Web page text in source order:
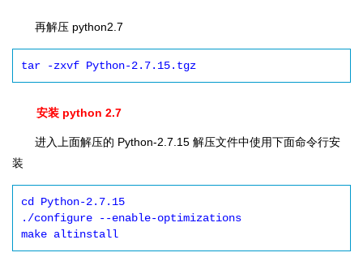
再解压 python2.7
安装 python 2.7
进入上面解压的 Python-2.7.15 解压文件中使用下面命令行安
装
cd Python-2.7.15
./configure --enable-optimizations
make altinstall